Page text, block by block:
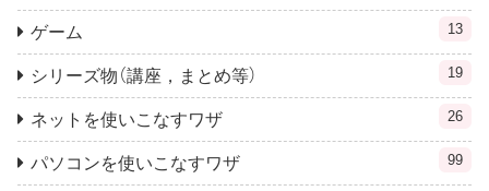
ゲーム 13
シリーズ物（講座，まとめ等） 19
ネットを使いこなすワザ 26
パソコンを使いこなすワザ 99